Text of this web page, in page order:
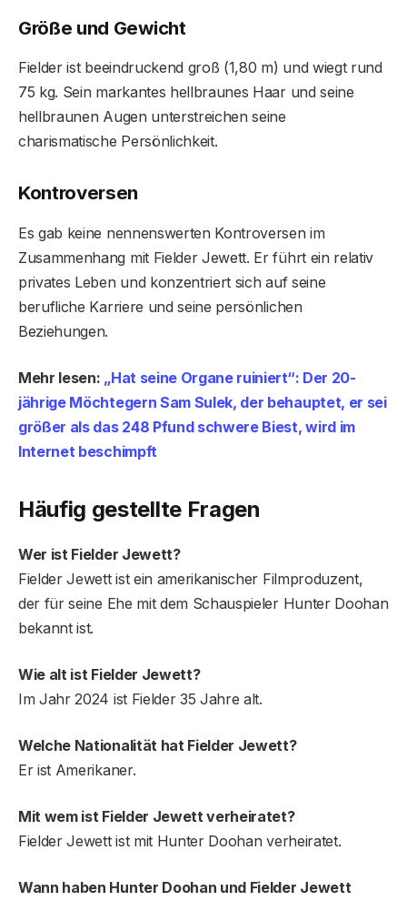
Größe und Gewicht
Fielder ist beeindruckend groß (1,80 m) und wiegt rund
75 kg. Sein markantes hellbraunes Haar und seine
hellbraunen Augen unterstreichen seine
charismatische Persönlichkeit.
Kontroversen
Es gab keine nennenswerten Kontroversen im
Zusammenhang mit Fielder Jewett. Er führt ein relativ
privates Leben und konzentriert sich auf seine
berufliche Karriere und seine persönlichen
Beziehungen.
Mehr lesen: „Hat seine Organe ruiniert“: Der 20-
jährige Möchtegern Sam Sulek, der behauptet, er sei
größer als das 248 Pfund schwere Biest, wird im
Internet beschimpft
Häufig gestellte Fragen
Wer ist Fielder Jewett?
Fielder Jewett ist ein amerikanischer Filmproduzent,
der für seine Ehe mit dem Schauspieler Hunter Doohan
bekannt ist.
Wie alt ist Fielder Jewett?
Im Jahr 2024 ist Fielder 35 Jahre alt.
Welche Nationalität hat Fielder Jewett?
Er ist Amerikaner.
Mit wem ist Fielder Jewett verheiratet?
Fielder Jewett ist mit Hunter Doohan verheiratet.
Wann haben Hunter Doohan und Fielder Jewett